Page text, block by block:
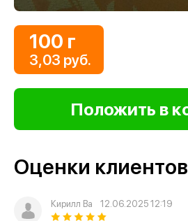
100 г
3,03 руб.
Оценки клиентов
Кирилл Ва 12.06.2025 12:19